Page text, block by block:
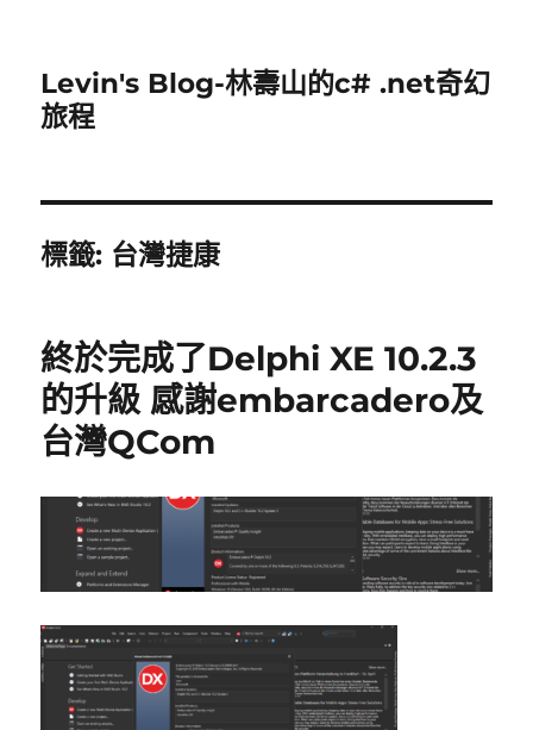
Levin's Blog-林壽山的c# .net奇幻
旅程
標籤: 台灣捷康
終於完成了Delphi XE 10.2.3
的升級 感謝embarcadero及
台灣QCom